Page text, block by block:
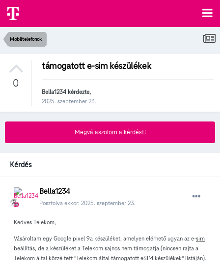
Mobiltelefonok
0
támogatott e-sim készülékek
Bella1234 kérdezte,
2025. szeptember 23.
Megválaszolom a kérdést!
Kérdés
Bella1234
Posztolva ekkor: 2025. szeptember 23.
Kedves Telekom,
Vásároltam egy Google pixel 9a készüléket, amelyen elérhető ugyan az e-sim
beállítás, de a készüléket a Telekom sajnos nem támogatja (nincsen rajta a
Telekom által közzé tett "Telekom által támogatott eSIM készülékek" listáján).